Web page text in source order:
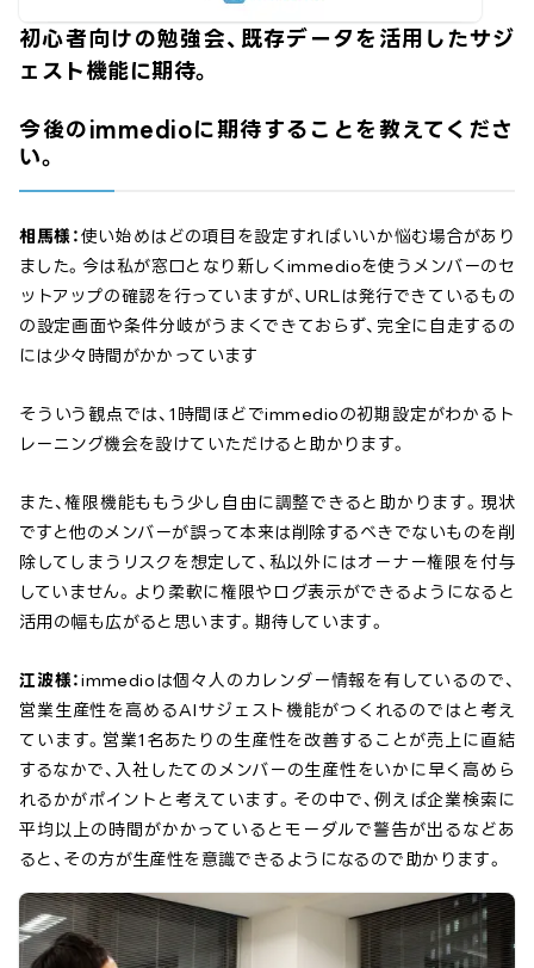
初心者向けの勉強会、既存データを活用したサジ
ェスト機能に期待。
今後のimmedioに期待することを教えてくださ
い。
相馬様： 使い始めはどの項目を設定すればいいか悩む場合があり
ました。今は私が窓口となり新しくimmedioを使うメンバーのセ
ットアップの確認を行っていますが、URLは発行できているもの
の設定画面や条件分岐がうまくできておらず、完全に自走するの
には少々時間がかかっています
そういう観点では、1時間ほどでimmedioの初期設定がわかるト
レーニング機会を設けていただけると助かります。
また、権限機能ももう少し自由に調整できると助かります。現状
ですと他のメンバーが誤って本来は削除するべきでないものを削
除してしまうリスクを想定して、私以外にはオーナー権限を付与
していません。より柔軟に権限やログ表示ができるようになると
活用の幅も広がると思います。期待しています。
江波様：immedioは個々人のカレンダー情報を有しているので、
営業生産性を高めるAIサジェスト機能がつくれるのではと考え
ています。営業1名あたりの生産性を改善することが売上に直結
するなかで、入社したてのメンバーの生産性をいかに早く高めら
れるかがポイントと考えています。その中で、例えば企業検索に
平均以上の時間がかかっているとモーダルで警告が出るなどあ
ると、その方が生産性を意識できるようになるので助かります。